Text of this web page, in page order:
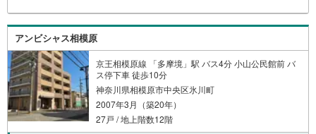
せ、弊社へのご来社など、ご相談ください。ご希望があれ
ば周辺環境、お客様の希望に合わせた物件などもご案内を
いたします。お住まい探しは朝日土地建物（株）八王子
店 営業2課にお任せください！
アンビシャス相模原
京王相模原線 「多摩境」駅 バス4分 小山公民館前 バ
ス停下車 徒歩10分
神奈川県相模原市中央区氷川町
2007年3月（築20年）
27戸 / 地上階数12階